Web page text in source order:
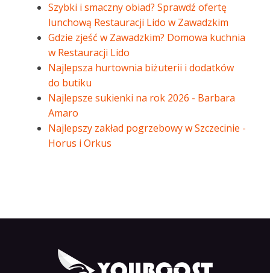
Szybki i smaczny obiad? Sprawdź ofertę
lunchową Restauracji Lido w Zawadzkim
Gdzie zjeść w Zawadzkim? Domowa kuchnia
w Restauracji Lido
Najlepsza hurtownia biżuterii i dodatków
do butiku
Najlepsze sukienki na rok 2026 - Barbara
Amaro
Najlepszy zakład pogrzebowy w Szczecinie -
Horus i Orkus